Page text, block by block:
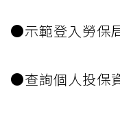
●示範登入勞保
●查詢個人投保